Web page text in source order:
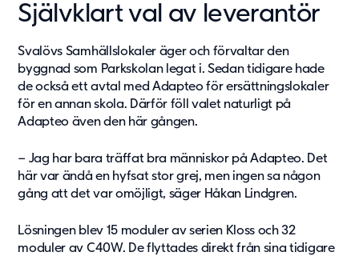
Självklart val av leverantör
Svalövs Samhällslokaler äger och förvaltar den
byggnad som Parkskolan legat i. Sedan tidigare hade
de också ett avtal med Adapteo för ersättningslokaler
för en annan skola. Därför föll valet naturligt på
Adapteo även den här gången.
– Jag har bara träffat bra människor på Adapteo. Det
här var ändå en hyfsat stor grej, men ingen sa någon
gång att det var omöjligt, säger Håkan Lindgren.
Lösningen blev 15 moduler av serien Kloss och 32
moduler av C40W. De flyttades direkt från sina tidigare